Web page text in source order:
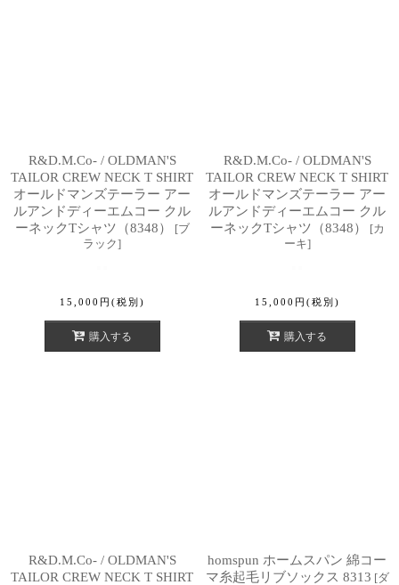
R&D.M.Co- / OLDMAN'S
TAILOR CREW NECK T SHIRT
オールドマンズテーラー アー
ルアンドディーエムコー クル
ーネックTシャツ（8348）
[ブ
ラック]
15,000 円 (税別)
購入する
R&D.M.Co- / OLDMAN'S
TAILOR CREW NECK T SHIRT
オールドマンズテーラー アー
ルアンドディーエムコー クル
ーネックTシャツ（8348）
[カ
ーキ]
15,000 円 (税別)
購入する
R&D.M.Co- / OLDMAN'S
TAILOR CREW NECK T SHIRT
homspun ホームスパン 綿コー
マ糸起毛リブソックス 8313 [ダ